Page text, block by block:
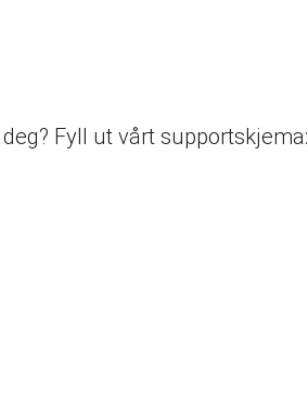
Fyll ut vårt supportskjema: